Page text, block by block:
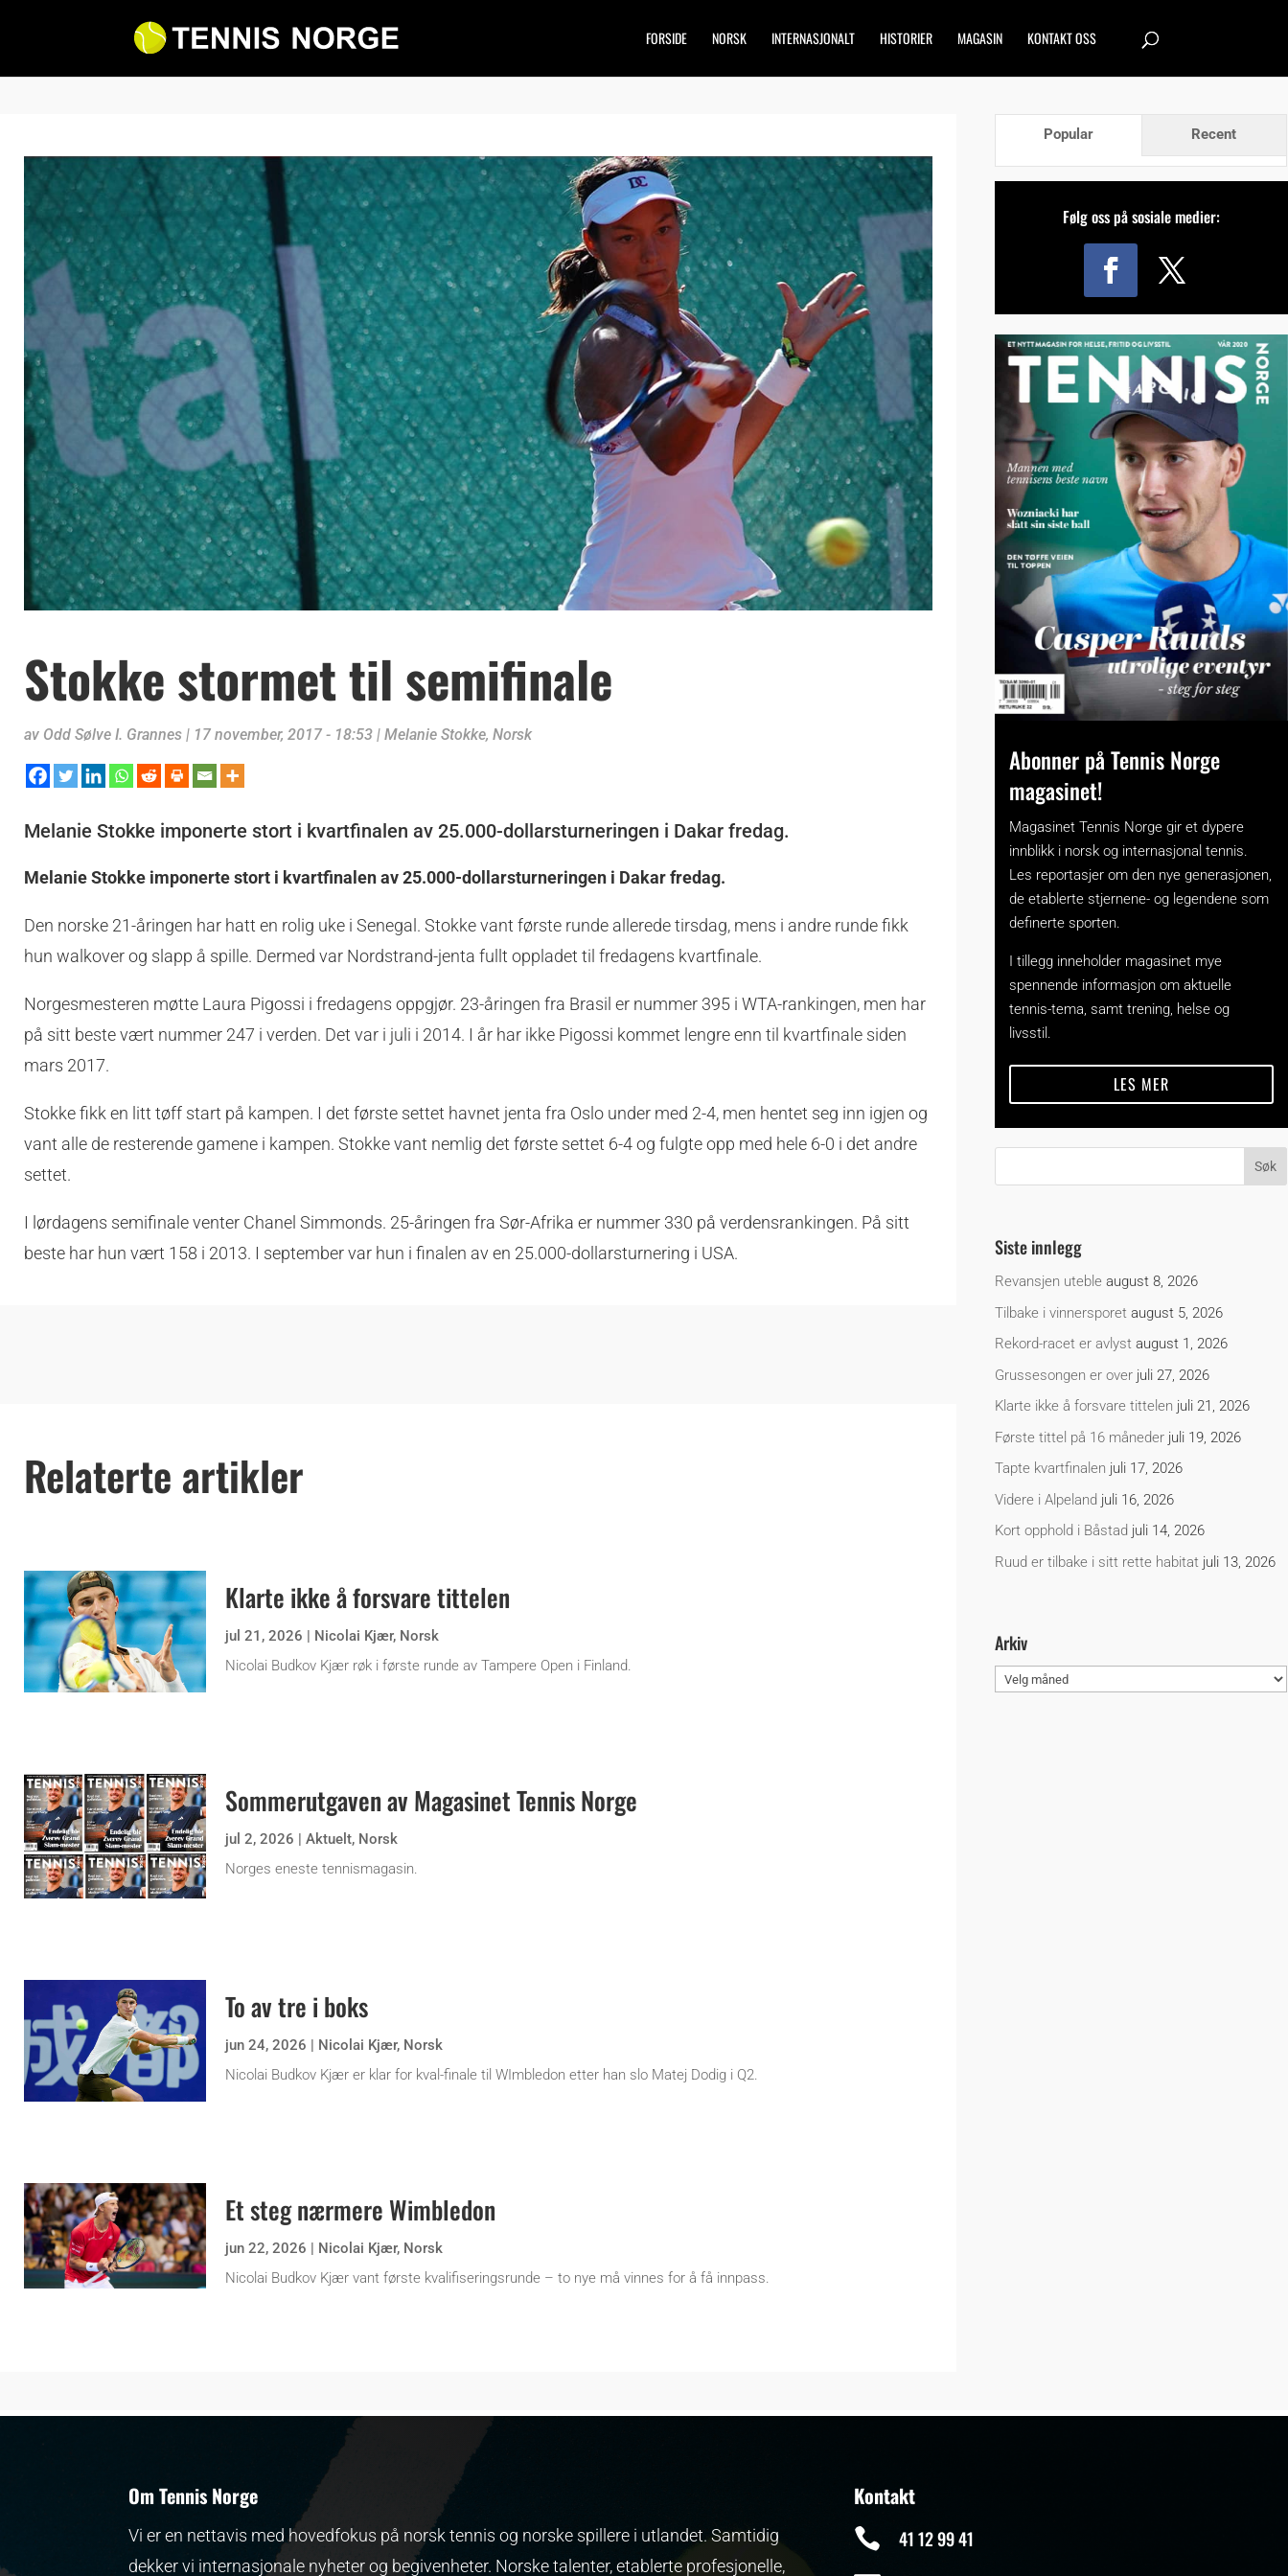
FORSIDE NORSK INTERNASJONALT HISTORIER MAGASIN KONTAKT OSS
Stokke stormet til semifinale
av Odd Sølve I. Grannes | 17 november, 2017 - 18:53 | Melanie Stokke, Norsk
Melanie Stokke imponerte stort i kvartfinalen av 25.000-dollarsturneringen i Dakar fredag.
Melanie Stokke imponerte stort i kvartfinalen av 25.000-dollarsturneringen i Dakar fredag.
Den norske 21-åringen har hatt en rolig uke i Senegal. Stokke vant første runde allerede tirsdag, mens i andre runde fikk
hun walkover og slapp å spille. Dermed var Nordstrand-jenta fullt oppladet til fredagens kvartfinale.
Norgesmesteren møtte Laura Pigossi i fredagens oppgjør. 23-åringen fra Brasil er nummer 395 i WTA-rankingen, men har
på sitt beste vært nummer 247 i verden. Det var i juli i 2014. I år har ikke Pigossi kommet lengre enn til kvartfinale siden
mars 2017.
Stokke fikk en litt tøff start på kampen. I det første settet havnet jenta fra Oslo under med 2-4, men hentet seg inn igjen og
vant alle de resterende gamene i kampen. Stokke vant nemlig det første settet 6-4 og fulgte opp med hele 6-0 i det andre
settet.
I lørdagens semifinale venter Chanel Simmonds. 25-åringen fra Sør-Afrika er nummer 330 på verdensrankingen. På sitt
beste har hun vært 158 i 2013. I september var hun i finalen av en 25.000-dollarsturnering i USA.
Relaterte artikler
Klarte ikke å forsvare tittelen
jul 21, 2026 | Nicolai Kjær, Norsk
Nicolai Budkov Kjær røk i første runde av Tampere Open i Finland.
Sommerutgaven av Magasinet Tennis Norge
jul 2, 2026 | Aktuelt, Norsk
Norges eneste tennismagasin.
To av tre i boks
jun 24, 2026 Nicolai Kjær, Norsk
Nicolai Budkov Kjær er klar for kval-finale til WImbledon etter han slo Matej Dodig i Q2.
Et steg nærmere Wimbledon
jun 22, 2026 | Nicolai Kjær, Norsk
Nicolai Budkov Kjær vant første kvalifiseringsrunde – to nye må vinnes for å få innpass.
Popular Recent
Følg oss på sosiale medier:
Abonner på Tennis Norge
magasinet!
Magasinet Tennis Norge gir et dypere
innblikk i norsk og internasjonal tennis.
Les reportasjer om den nye generasjonen,
de etablerte stjernene- og legendene som
definerte sporten.
I tillegg inneholder magasinet mye
spennende informasjon om aktuelle
tennis-tema, samt trening, helse og
livsstil.
LES MER
Siste innlegg
Revansjen uteble august 8, 2026
Tilbake i vinnersporet august 5, 2026
Rekord-racet er avlyst august 1, 2026
Grussesongen er over juli 27, 2026
Klarte ikke å forsvare tittelen juli 21, 2026
Første tittel på 16 måneder juli 19, 2026
Tapte kvartfinalen juli 17, 2026
Videre i Alpeland juli 16, 2026
Kort opphold i Båstad juli 14, 2026
Ruud er tilbake i sitt rette habitat juli 13, 2026
Arkiv
Arkiv
Om Tennis Norge
Vi er en nettavis med hovedfokus på norsk tennis og norske spillere i utlandet. Samtidig
dekker vi internasjonale nyheter og begivenheter. Norske talenter, etablerte profesjonelle,
Kontakt
 41 12 99 41